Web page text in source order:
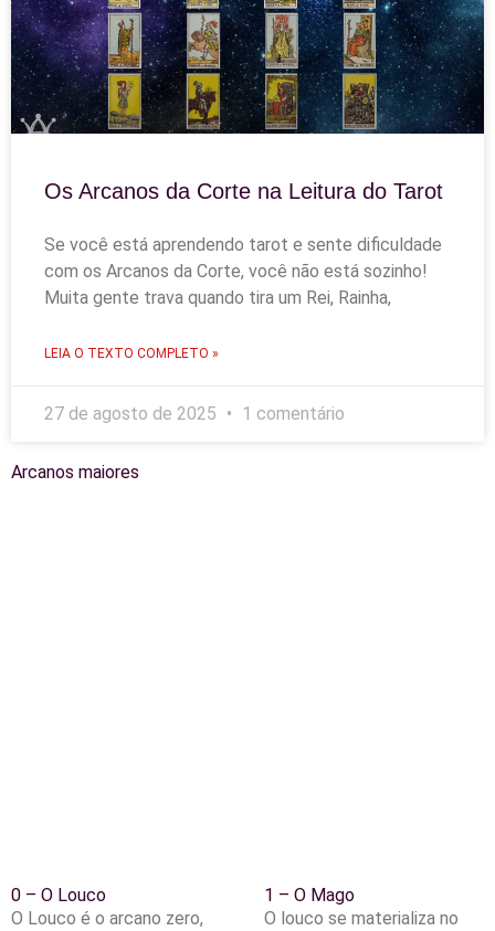
Os Arcanos da Corte na Leitura do Tarot
Se você está aprendendo tarot e sente dificuldade
com os Arcanos da Corte, você não está sozinho!
Muita gente trava quando tira um Rei, Rainha,
LEIA O TEXTO COMPLETO »
27 de agosto de 2025 1 comentário
Arcanos maiores
0 – O Louco
O Louco é o arcano zero,
1 – O Mago
O louco se materializa no